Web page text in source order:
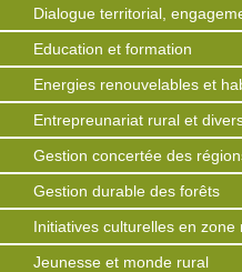
Dialogue territorial,
Education et formation
Energies renouvelables et
Entrepreunariat rural et
Gestion concertée des
Gestion durable des forêts
Initiatives culturelles en zone
Jeunesse et monde rural